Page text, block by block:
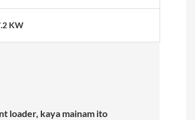
KW
loader, kaya mainam ito